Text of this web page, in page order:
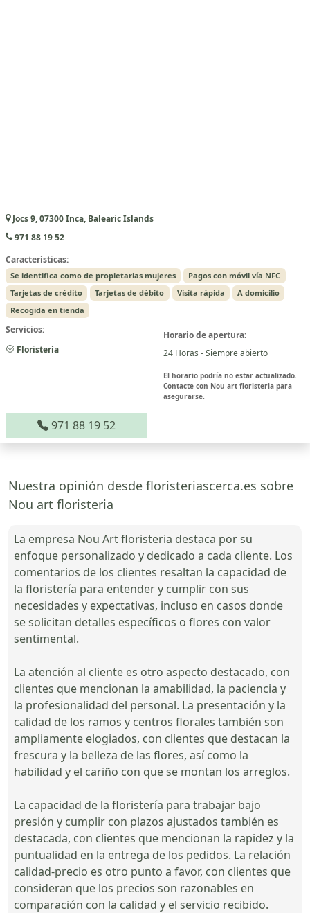
Jocs 9, 07300 Inca, Balearic Islands
971 88 19 52
Características:
Se identifica como de propietarias mujeres
Pagos con móvil vía NFC
Tarjetas de crédito
Tarjetas de débito Visita rápida
A domicilio
Recogida en tienda
Servicios:
Floristería
Horario de apertura:
24 Horas - Siempre abierto
El horario podría no estar actualizado.
Contacte con Nou art floristeria para
asegurarse.
971 88 19 52
Nuestra opinión desde floristeriascerca.es sobre
Nou art floristeria
La empresa Nou Art floristeria destaca por su
enfoque personalizado y dedicado a cada cliente. Los
comentarios de los clientes resaltan la capacidad de
la floristería para entender y cumplir con sus
necesidades y expectativas, incluso en casos donde
se solicitan detalles específicos o flores con valor
sentimental.
La atención al cliente es otro aspecto destacado, con
clientes que mencionan la amabilidad, la paciencia y
la profesionalidad del personal. La presentación y la
calidad de los ramos y centros florales también son
ampliamente elogiados, con clientes que destacan la
frescura y la belleza de las flores, así como la
habilidad y el cariño con que se montan los arreglos.
La capacidad de la floristería para trabajar bajo
presión y cumplir con plazos ajustados también es
destacada, con clientes que mencionan la rapidez y la
puntualidad en la entrega de los pedidos. La relación
calidad-precio es otro punto a favor, con clientes que
consideran que los precios son razonables en
comparación con la calidad y el servicio recibido.